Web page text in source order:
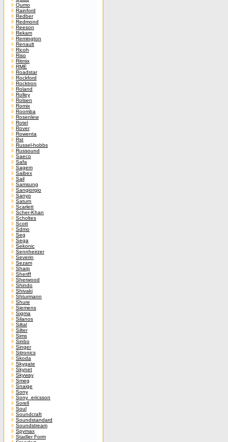
Qumo
Rainford
Redber
Redmond
Reeson
Rekam
Remington
Renault
Ricoh
Riso
Ritmix
RME
Roadstar
Rockford
Rocktron
Roland
Rolley
Rolsen
Romix
Roomba
Rosenlew
Rotel
Rover
Rowenta
Rst
Russel-hobbs
Russound
Saeco
Safa
Sagem
Saibex
Sail
Samsung
Sangiorgio
Sanyo
Saturn
Scarlett
Scher-Khan
Scholtes
Scott
Sdmo
Seg
Sega
Sekonic
Sennheirzer
Severin
Sezam
Sharp
Sheriff
Sherwood
Shindo
Shivaki
Shturmann
Shure
Siemens
Sigma
Silanos
Siltal
Silter
Sims
Sinbo
Singer
Sitronics
Skoda
Skygate
Skynet
Skyway
Smeg
Snaige
Sony
Sony_ericsson
Sorell
Soul
Soundcraft
Soundstandard
Soundstream
Spymax
Stadler Form